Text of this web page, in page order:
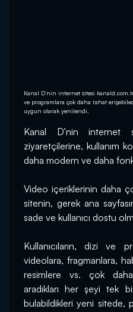
Kanal D’nin internet sitesi
ve programlara çok daha rahat
uygun olarak yenilendi.
Kanal D’nin internet
ziyaretçilerine, kullanım
daha modern ve daha
Video içeriklerinin daha
sitenin, gerek ana
sade ve kullanıcı dostu
Kullanıcıların, dizi ve
videolara, fragmanlara,
resimlere vs. çok
aradıkları her şeyi tek
bulabildikleri yeni sitede,